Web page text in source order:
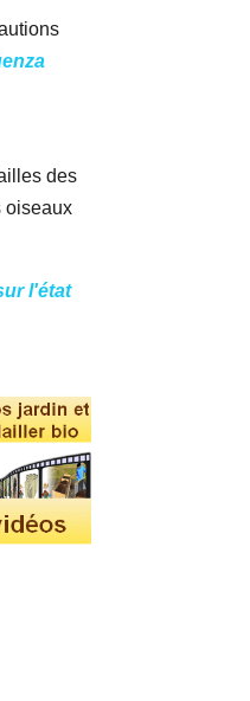
des
oiseaux
l'état